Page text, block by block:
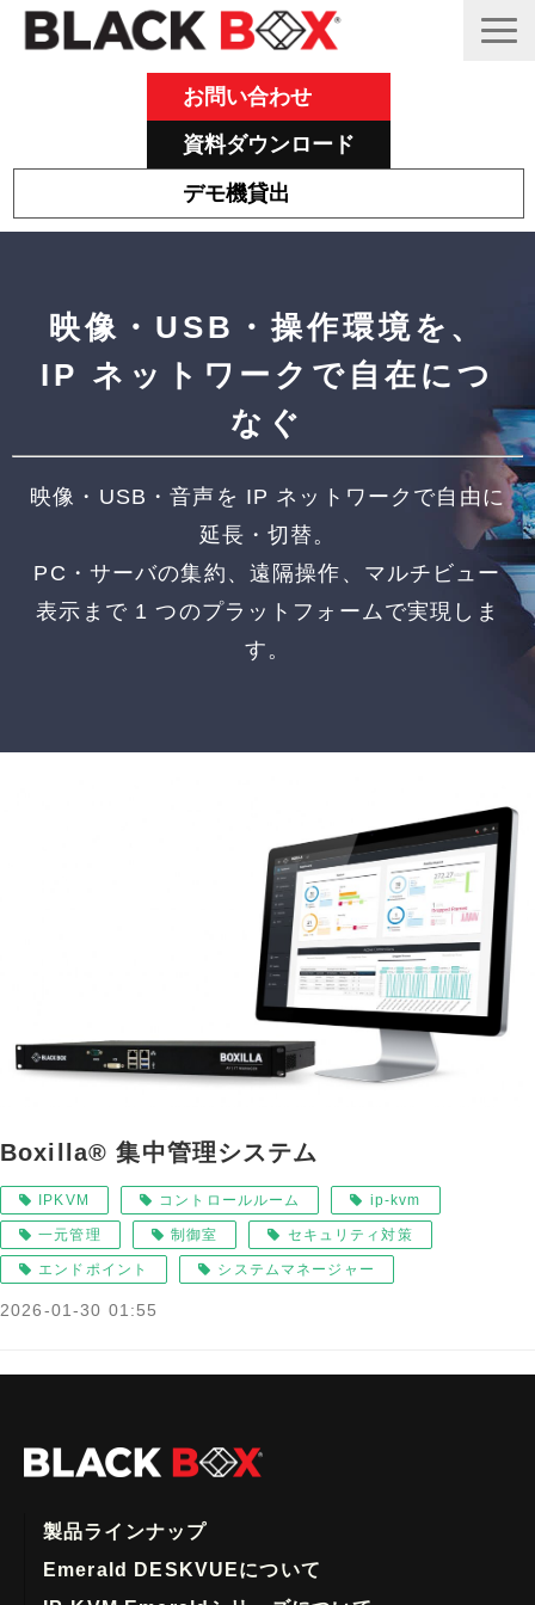
お問い合わせ
資料ダウンロード
デモ機貸出
Black Box 製品紹介と活用事例
サポート
ブログ
映像・USB・操作環境を、
IP ネットワークで自在につ
なぐ
映像・USB・音声を IP ネットワークで自由に
延長・切替。
PC・サーバの集約、遠隔操作、マルチビュー
表示まで 1 つのプラットフォームで実現しま
す。
Boxilla® 集中管理システム
IPKVM コントロールルーム ip-kvm
一元管理 制御室 セキュリティ対策
エンドポイント システムマネージャー
2026-01-30 01:55
製品ラインナップ
Emerald DESKVUEについて